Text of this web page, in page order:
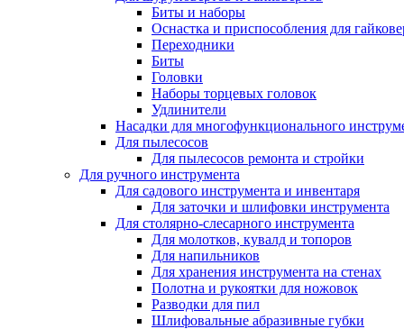
Биты и наборы
Оснастка и приспособления для
Переходники
Биты
Головки
Наборы торцевых головок
Удлинители
Насадки для многофункционального
Для пылесосов
Для пылесосов ремонта и стройки
Для ручного инструмента
Для садового инструмента и инвентаря
Для заточки и шлифовки инструмента
Для столярно-слесарного инструмента
Для молотков, кувалд и топоров
Для напильников
Для хранения инструмента на стенах
Полотна и рукоятки для ножовок
Разводки для пил
Шлифовальные абразивные губки